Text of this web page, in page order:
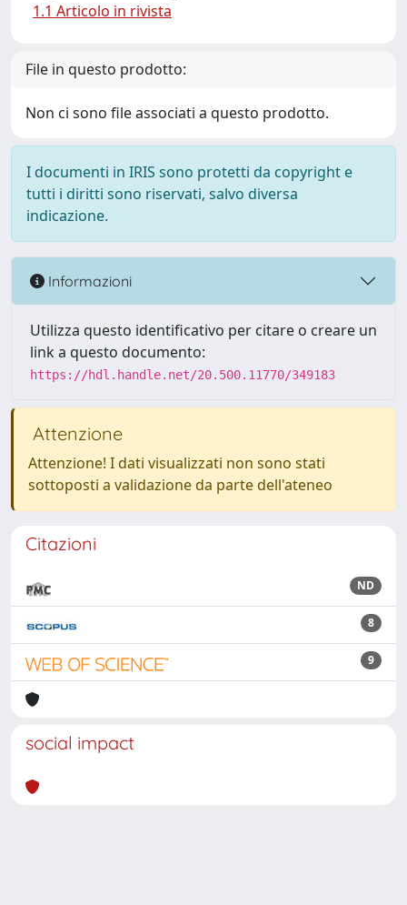
1.1 Articolo in rivista
File in questo prodotto:
Non ci sono file associati a questo prodotto.
I documenti in IRIS sono protetti da copyright e
tutti i diritti sono riservati, salvo diversa
indicazione.
Informazioni
Utilizza questo identificativo per citare o creare un
link a questo documento:
https://hdl.handle.net/20.500.11770/349183
Attenzione
Attenzione! I dati visualizzati non sono stati
sottoposti a validazione da parte dell'ateneo
Citazioni
ND
8
9
social impact